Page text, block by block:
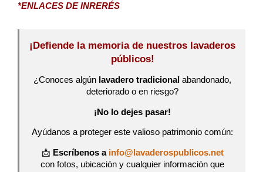
*ENLACES DE INRERÉS
¡Defiende la memoria de nuestros lavaderos
públicos!
¿Conoces algún lavadero tradicional abandonado,
deteriorado o en riesgo?
¡No lo dejes pasar!
Ayúdanos a proteger este valioso patrimonio común:
📩 Escríbenos a info@lavaderospublicos.net
con fotos, ubicación y cualquier información que